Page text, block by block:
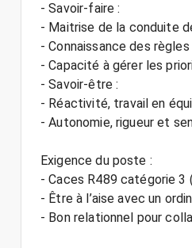
- Savoir-faire :
- Maitrise de la conduite
- Connaissance des
- Capacité à gérer les
- Savoir-être :
- Réactivité, travail en
- Autonomie, rigueur et
Exigence du poste :
- Caces R489 catégorie
- Être à l’aise avec un
- Bon relationnel pour